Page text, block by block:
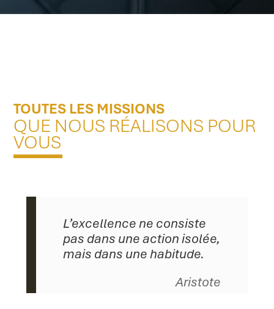
TOUTES LES MISSIONS
QUE NOUS RÉALISONS POUR
VOUS
L’excellence ne consiste
pas dans une action isolée,
mais dans une habitude.
Aristote